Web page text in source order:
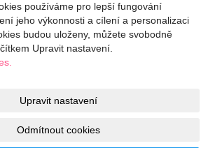
používáme pro lepší fungování
jeho výkonnosti a cílení a personalizaci
budou uloženy, můžete svobodně
Upravit nastavení.
Upravit nastavení
Odmítnout cookies